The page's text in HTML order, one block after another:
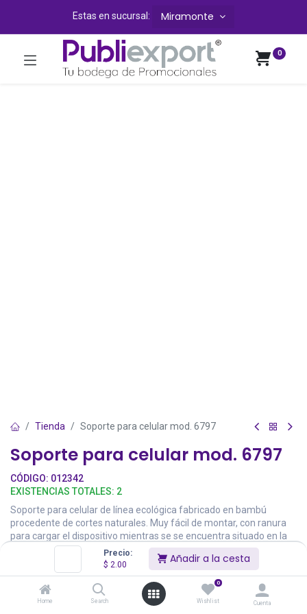
Precio:
$ 2.00 Añadir a la cesta
Home Search
0
Wishlist Cuenta
Estas en sucursal: Miramonte
0
Tienda Soporte para celular mod. 6797
Soporte para celular mod. 6797
CÓDIGO: 012342
EXISTENCIAS TOTALES: 2
Soporte para celular de línea ecológica fabricado en bambú
procedente de cortes naturales. Muy fácil de montar, con ranura
para cargar el dispositivo mientras se se encuentra situado en la
$2.00